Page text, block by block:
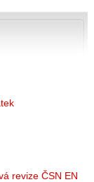
revize ČSN EN